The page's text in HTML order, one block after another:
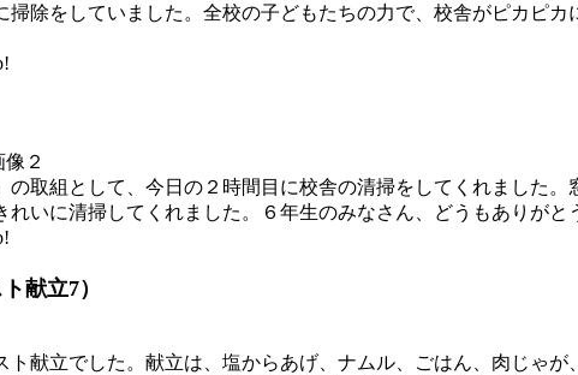
掃除をしていました。全校の子どもたちの力で、校舎がピカピ
取組として、今日の２時間目に校舎の清掃をしてくれました
れいに清掃してくれました。６年生のみなさん、どうもありがと
献立7）
献立でした。献立は、塩からあげ、ナムル、ごはん、肉じゃが